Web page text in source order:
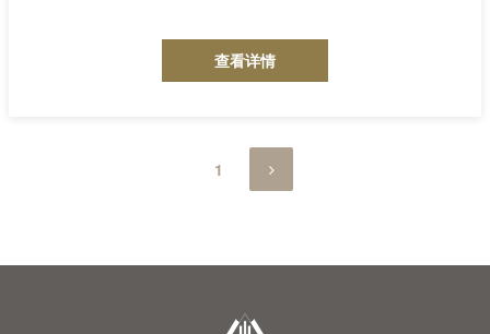
查看详情
1